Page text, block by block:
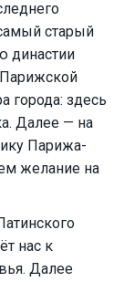
старый
династии
здесь
Далее — на
Парижа-
желание на
нас к
Далее